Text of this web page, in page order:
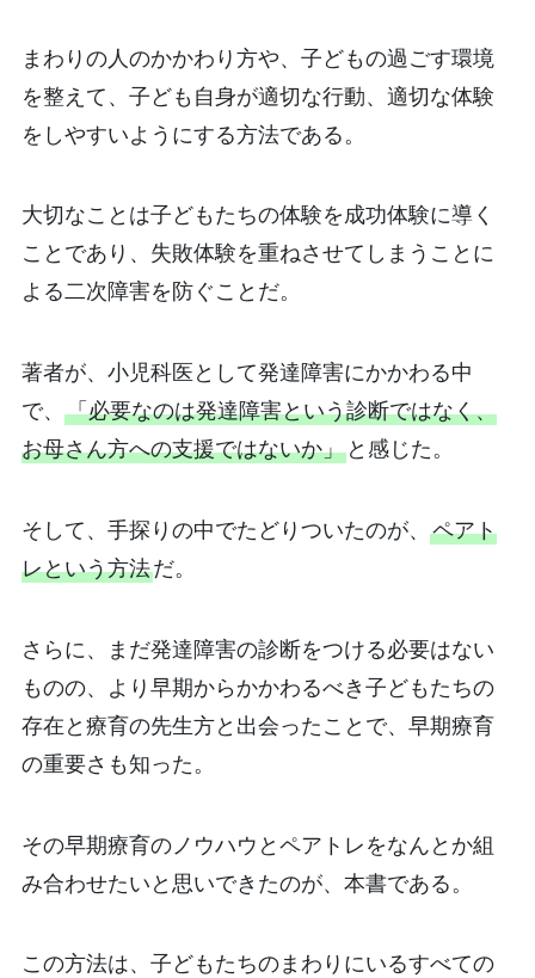
まわりの人のかかわり方や、子どもの過ごす環境
を整えて、子ども自身が適切な行動、適切な体験
をしやすいようにする方法である。
大切なことは子どもたちの体験を成功体験に導く
ことであり、失敗体験を重ねさせてしまうことに
よる二次障害を防ぐことだ。
著者が、小児科医として発達障害にかかわる中
で、 「必要なのは発達障害という診断ではなく、
お母さん方への支援ではないか」と感じた。
そして、手探りの中でたどりついたのが、 ペアト
レという方法だ。
さらに、まだ発達障害の診断をつける必要はない
ものの、より早期からかかわるべき子どもたちの
存在と療育の先生方と出会ったことで、早期療育
の重要さも知った。
その早期療育のノウハウとペアトレをなんとか組
み合わせたいと思いできたのが、本書である。
この方法は、子どもたちのまわりにいるすべての